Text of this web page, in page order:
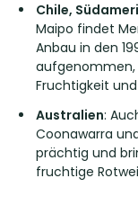
Chile,
Maipo findet
Anbau in den
aufgenommen,
Fruchtigkeit und
Australien:
Coonawarra
prächtig und
fruchtige